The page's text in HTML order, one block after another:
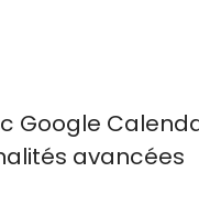
Google
avancées